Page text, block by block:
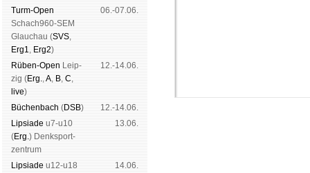
Turm-Open
Schach960-SEM
Glau­chau (SVS,
Erg1, Erg2)
06.-07.06.
Rüben-Open Leip­
zig (Erg.,A, B, C,
live)
12.-14.06.
Büchen­bach (DSB)
12.-14.06.
Lipsiade u7-u10
(Erg.) Denk­sport­
zen­trum
13.06.
Lipsiade u12-u18
14.06.